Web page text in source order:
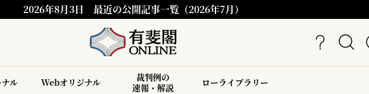
2026年8月3日 最近の公開記事一覧（2026年7月）
ル Webオリジナル
裁判例の
速報・解説
ローライブラリー